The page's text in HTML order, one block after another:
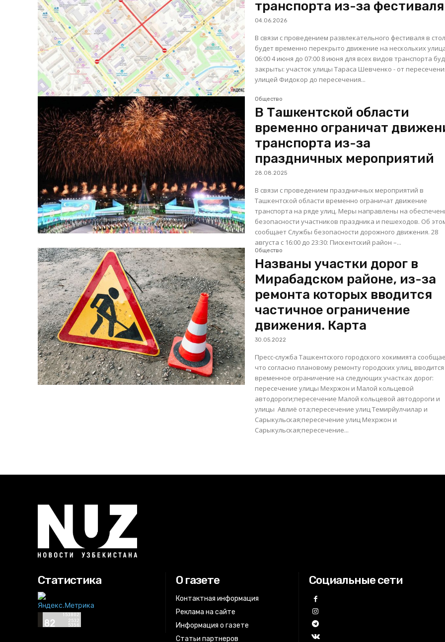
транспорта из-за фестиваля
04.06.2026
В связи с проведением развлекательного фестиваля в
будет временно перекрыто движение на нескольких
06:00 4 июня до 07:00 8 июня для всех видов транспорта
закрыты: участок улицы Тараса Шевченко - от пересечения с
улицей Фидокор до пересечения...
Общество
В Ташкентской области
временно ограничат
транспорта из-за
праздничных мероприятий
28.08.2025
В связи с проведением праздничных мероприятий в
Ташкентской области временно ограничат движение
транспорта на ряде улиц. Меры направлены на
безопасности участников праздника и пешеходов. Об
сообщает Службы безопасности дорожного движения. 28
августа с 16:00 до 23:30: Пискентский район –...
Общество
Названы участки дорог в
Мирабадском районе, из-за
ремонта которых вводится
частичное ограничение
движения. Карта
30.05.2022
Пресс-служба Ташкентского городского хокимията
что согласно плановому ремонту городских улиц, вводится
временное ограничение на следующих участках дорог:
пересечение улицы Мехржон и Малой кольцевой
автодороги;пересечение Малой кольцевой автодороги и
улицы Авлиё ота;пересечение улиц Темирйулчилар и
Сарыкульская;пересечение улиц Мехржон и
Сарыкульская;пересечение...
Статистика О газете
Контактная информация
Реклама на сайте
Информация о газете
Статьи партнеров
Социальные сети